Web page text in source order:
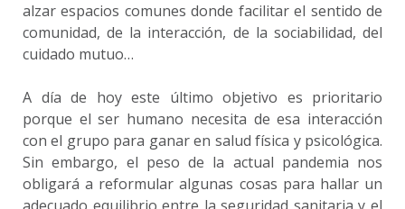
alzar espacios comunes donde facilitar el sentido de
comunidad, de la interacción, de la sociabilidad, del
cuidado mutuo…
A día de hoy este último objetivo es prioritario
porque el ser humano necesita de esa interacción
con el grupo para ganar en salud física y psicológica.
Sin embargo, el peso de la actual pandemia nos
obligará a reformular algunas cosas para hallar un